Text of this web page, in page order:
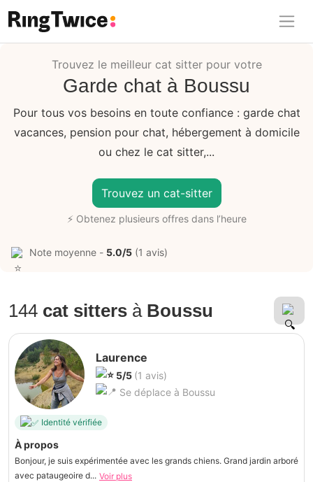
Ring Twice
Trouvez le meilleur cat sitter pour votre
Garde chat à Boussu
Pour tous vos besoins en toute confiance : garde chat
vacances, pension pour chat, hébergement à domicile
ou chez le cat sitter,...
Trouvez un cat-sitter
⚡ Obtenez plusieurs offres dans l’heure
Note moyenne - 5.0/5 (1 avis)
144 cat sitters à Boussu
Laurence
5/5 (1 avis)
Se déplace à Boussu
Identité vérifiée
À propos
Bonjour, je suis expérimentée avec les grands chiens. Grand jardin arboré
avec pataugeoire d... Voir plus